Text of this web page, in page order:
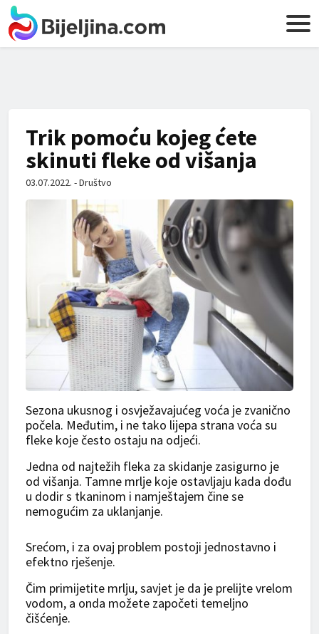
Trik pomoću kojeg ćete
skinuti fleke od višanja
03.07.2022. - Društvo
Sezona ukusnog i osvježavajućeg voća je zvanično
počela. Međutim, i ne tako lijepa strana voća su
fleke koje često ostaju na odjeći.
Jedna od najtežih fleka za skidanje zasigurno je
od višanja. Tamne mrlje koje ostavljaju kada dođu
u dodir s tkaninom i namještajem čine se
nemogućim za uklanjanje.
Srećom, i za ovaj problem postoji jednostavno i
efektno rješenje.
Čim primijetite mrlju, savjet je da je prelijte vrelom
vodom, a onda možete započeti temeljno
čišćenje.